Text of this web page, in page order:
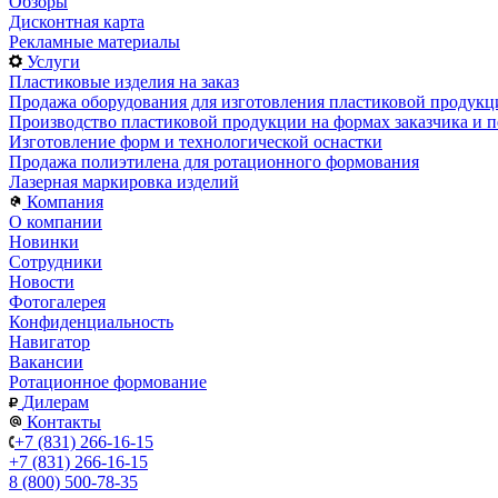
Дисконтная карта
Рекламные материалы
Услуги
Пластиковые изделия на заказ
Продажа оборудования для изготовления пластиковой
Производство пластиковой продукции на формах заказчика и
Изготовление форм и технологической оснастки
Продажа полиэтилена для ротационного формования
Лазерная маркировка изделий
Компания
О компании
Новинки
Сотрудники
Новости
Фотогалерея
Конфиденциальность
Навигатор
Вакансии
Ротационное формование
Дилерам
Контакты
+7 (831) 266-16-15
+7 (831) 266-16-15
8 (800) 500-78-35